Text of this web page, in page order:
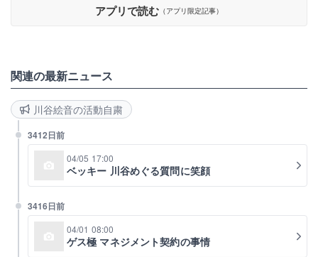
アプリで読む （アプリ限定記事）
関連の最新ニュース
川谷絵音の活動自粛
3412日前
04/05 17:00
ベッキー 川谷めぐる質問に笑顔
3416日前
04/01 08:00
ゲス極 マネジメント契約の事情